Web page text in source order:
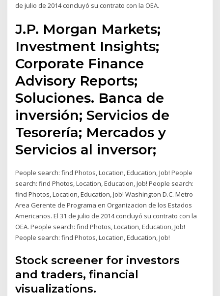
de julio de 2014 concluyó su contrato con la OEA.
J.P. Morgan Markets;
Investment Insights;
Corporate Finance
Advisory Reports;
Soluciones. Banca de
inversión; Servicios de
Tesorería; Mercados y
Servicios al inversor;
People search: find Photos, Location, Education, Job! People
search: find Photos, Location, Education, Job! People search:
find Photos, Location, Education, Job! Washington D.C. Metro
Area Gerente de Programa en Organizacion de los Estados
Americanos. El 31 de julio de 2014 concluyó su contrato con la
OEA. People search: find Photos, Location, Education, Job!
People search: find Photos, Location, Education, Job!
Stock screener for investors
and traders, financial
visualizations.